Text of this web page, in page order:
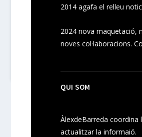
2014 agafa el relleu
2024nova maquetació,
novescol·laboracions.
QUI SOM
ÀlexdeBarreda coordina
actualitzar la informaió.